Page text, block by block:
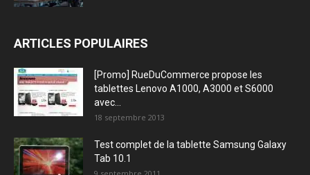
ARTICLES POPULAIRES
[Promo] RueDuCommerce propose les
tablettes Lenovo A1000, A3000 et S6000
avec...
18 septembre 2013
Test complet de la tablette Samsung Galaxy
Tab 10.1